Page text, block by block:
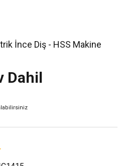
İnce Diş - HSS Makine
Dahil